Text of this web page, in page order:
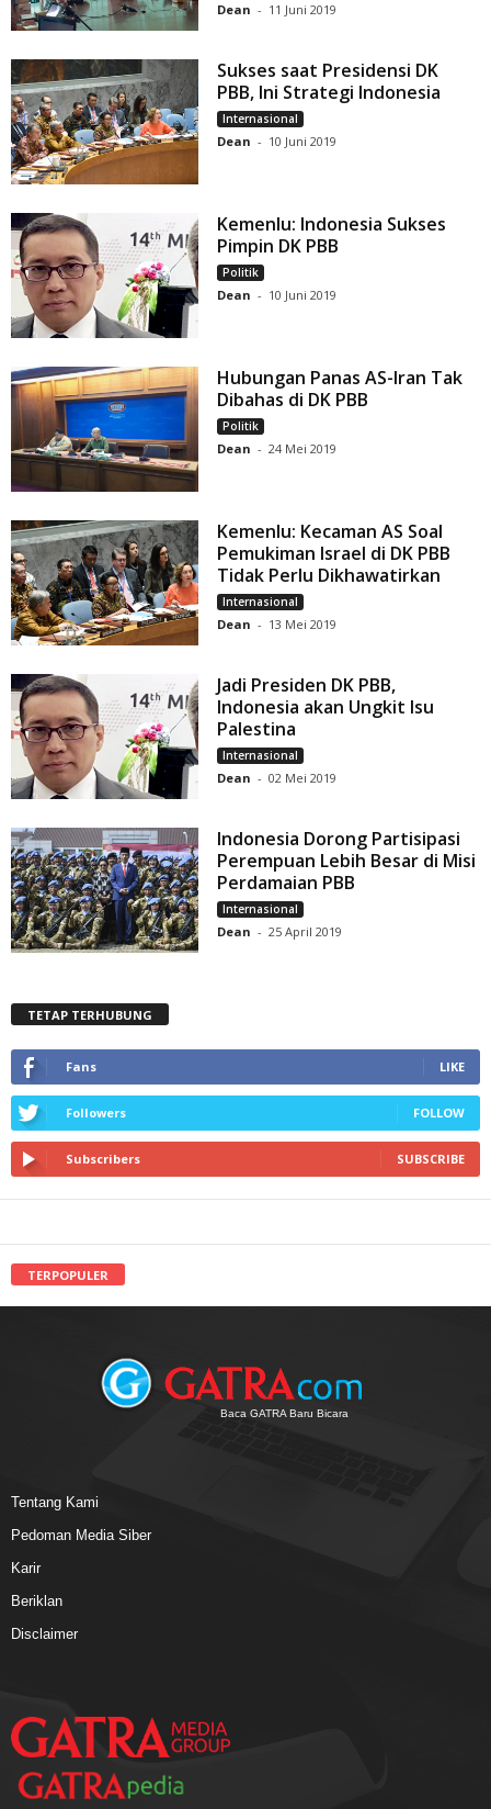
Dean - 11 Juni 2019
Sukses saat Presidensi DK
PBB, Ini Strategi Indonesia
Internasional
Dean - 10 Juni 2019
Kemenlu: Indonesia Sukses
Pimpin DK PBB
Politik
Dean - 10 Juni 2019
Hubungan Panas AS-Iran Tak
Dibahas di DK PBB
Politik
Dean - 24 Mei 2019
Kemenlu: Kecaman AS Soal
Pemukiman Israel di DK PBB
Tidak Perlu Dikhawatirkan
Internasional
Dean - 13 Mei 2019
Jadi Presiden DK PBB,
Indonesia akan Ungkit Isu
Palestina
Internasional
Dean - 02 Mei 2019
Indonesia Dorong Partisipasi
Perempuan Lebih Besar di Misi
Perdamaian PBB
Internasional
Dean - 25 April 2019
TETAP TERHUBUNG
Fans LIKE
Followers FOLLOW
Subscribers SUBSCRIBE
TERPOPULER
Baca GATRA Baru Bicara
Tentang Kami
Pedoman Media Siber
Karir
Beriklan
Disclaimer